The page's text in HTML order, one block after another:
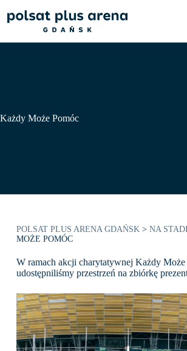
do
treści
Każdy Może Pomóc
POLSAT PLUS ARENA GDAŃSK> NA
MOŻE POMÓC
W ramach akcji charytatywnej Każdy Może
udostępniliśmy przestrzeń na zbiórkę